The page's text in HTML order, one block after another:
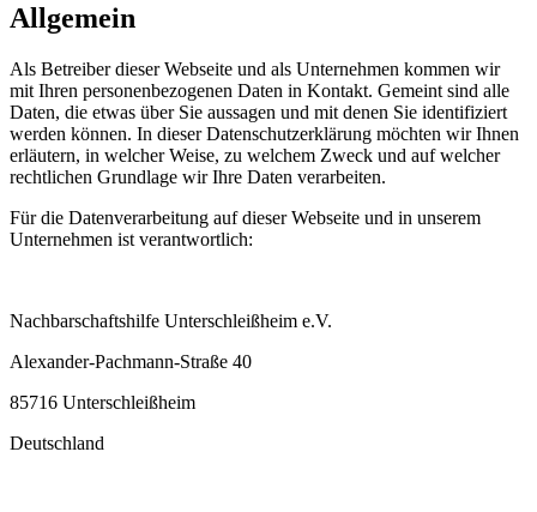
Allgemein
Als Betreiber dieser Webseite und als Unternehmen kommen wir
mit Ihren personenbezogenen Daten in Kontakt. Gemeint sind alle
Daten, die etwas über Sie aussagen und mit denen Sie identifiziert
werden können. In dieser Datenschutzerklärung möchten wir Ihnen
erläutern, in welcher Weise, zu welchem Zweck und auf welcher
rechtlichen Grundlage wir Ihre Daten verarbeiten.
Für die Datenverarbeitung auf dieser Webseite und in unserem
Unternehmen ist verantwortlich:
Nachbarschaftshilfe Unterschleißheim e.V.
Alexander-Pachmann-Straße 40
85716 Unterschleißheim
Deutschland